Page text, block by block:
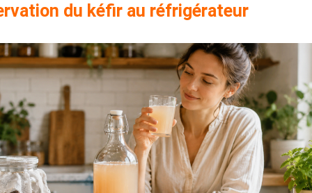
du kéfir au réfrigérateur